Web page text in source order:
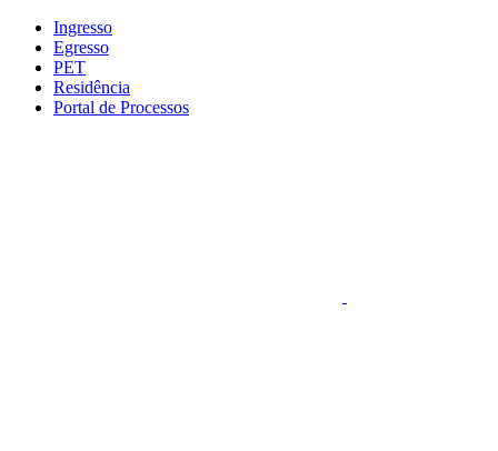
Conteúdo principal
Ingresso
Egresso
PET
Residência
Portal de Processos